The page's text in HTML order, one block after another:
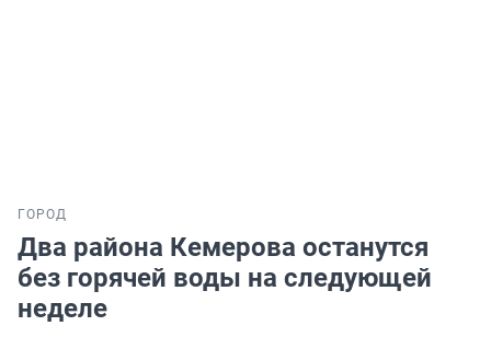
ГОРОД
Два района Кемерова останутся
без горячей воды на следующей
неделе